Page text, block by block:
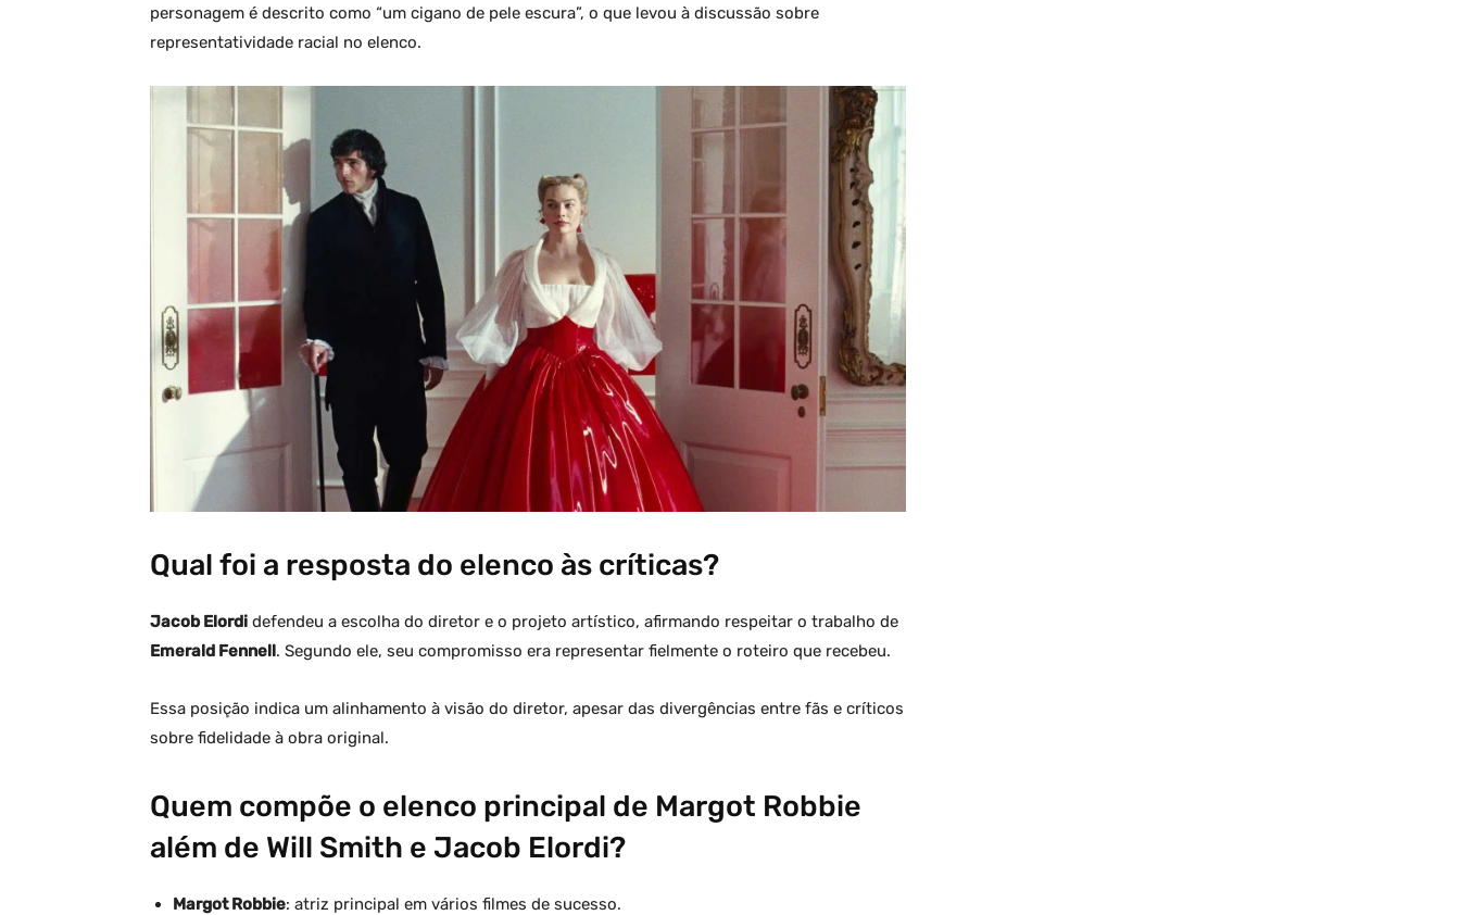
personagem é descrito como “um cigano de pele escura”, o que levou à discussão sobre
representatividade racial no elenco.
Qual foi a resposta do elenco às críticas?
Jacob Elordi defendeu a escolha do diretor e o projeto artístico, afirmando respeitar o trabalho de
Emerald Fennell. Segundo ele, seu compromisso era representar fielmente o roteiro que recebeu.
Essa posição indica um alinhamento à visão do diretor, apesar das divergências entre fãs e críticos
sobre fidelidade à obra original.
Quem compõe o elenco principal de Margot Robbie
além de Will Smith e Jacob Elordi?
Margot Robbie: atriz principal em vários filmes de sucesso.